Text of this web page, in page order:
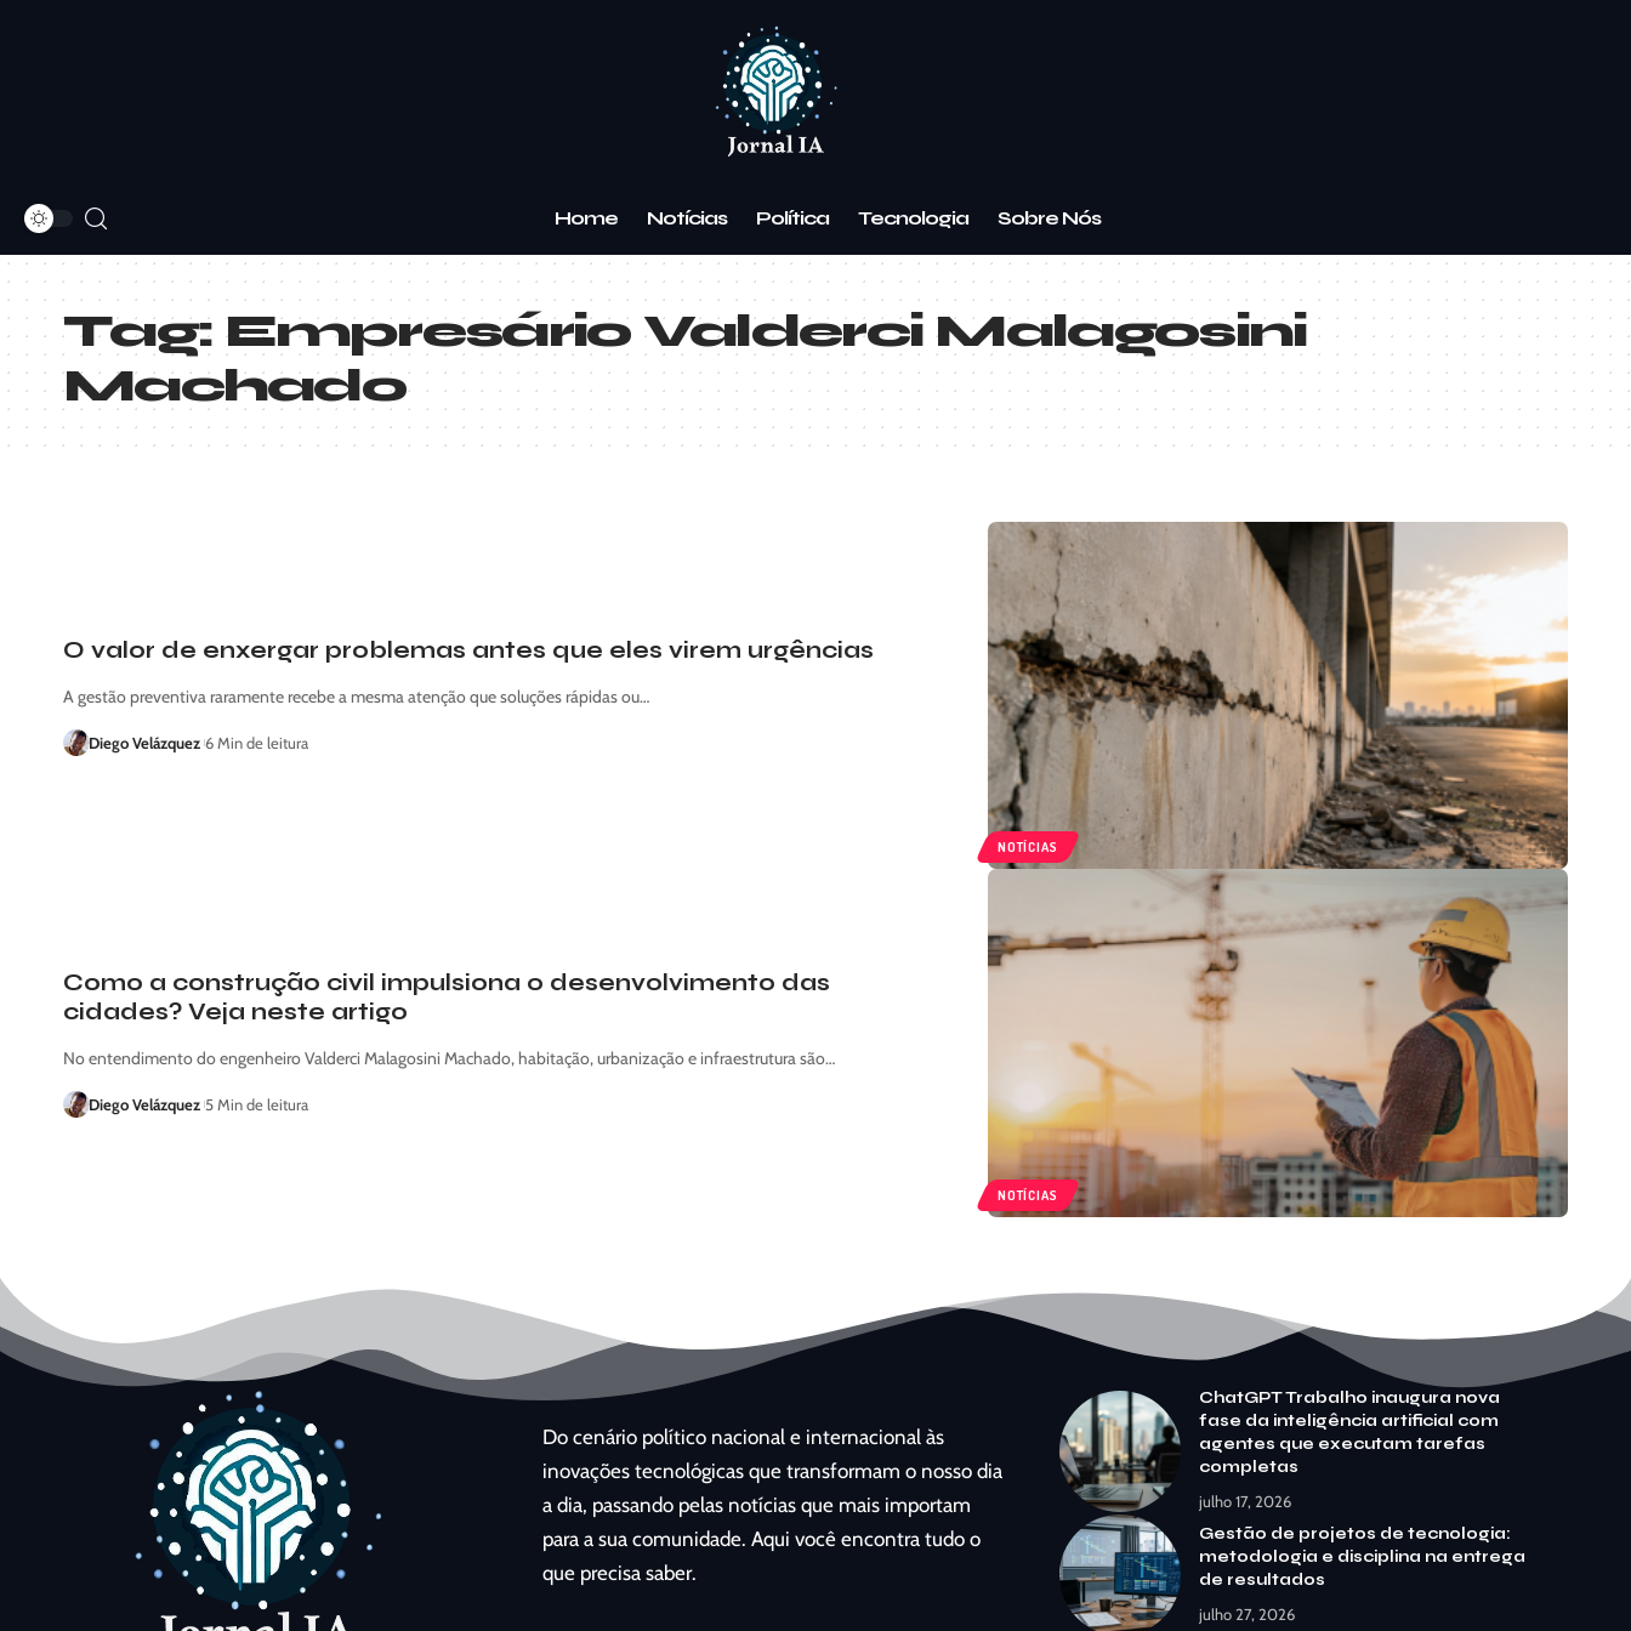
Home Notícias Política Tecnologia Sobre Nós
Tag: Empresário Valderci Malagosini
Machado
NOTÍCIAS
O valor de enxergar problemas antes que eles virem urgências
A gestão preventiva raramente recebe a mesma atenção que soluções rápidas ou…
Diego Velázquez 6 Min de leitura
NOTÍCIAS
Como a construção civil impulsiona o desenvolvimento das
cidades? Veja neste artigo
No entendimento do engenheiro Valderci Malagosini Machado, habitação, urbanização e infraestrutura são…
Diego Velázquez 5 Min de leitura
Do cenário político nacional e internacional às
inovações tecnológicas que transformam o nosso dia
a dia, passando pelas notícias que mais importam
para a sua comunidade. Aqui você encontra tudo o
que precisa saber.
ChatGPT Trabalho inaugura nova
fase da inteligência artificial com
agentes que executam tarefas
completas
julho 17, 2026
Gestão de projetos de tecnologia:
metodologia e disciplina na entrega
de resultados
julho 27, 2026